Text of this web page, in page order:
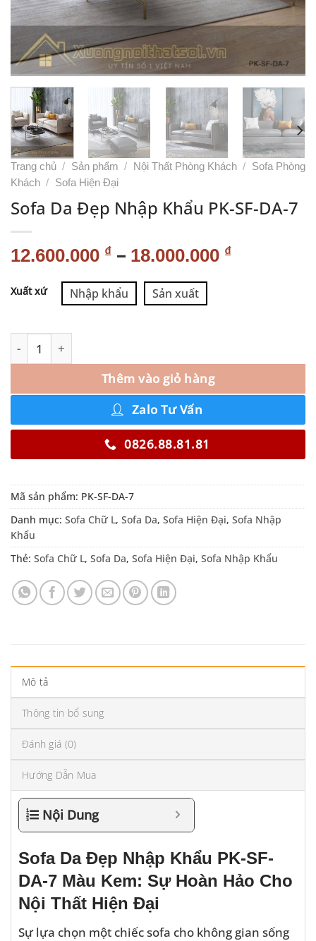
Trang chủ / Sản phẩm / Nội Thất Phòng Khách /
Sofa Phòng
Khách / Sofa Hiện Đại
Sofa Da Đẹp Nhập Khẩu PK-SF-DA-7
12.600.000 ₫ – 18.000.000 ₫
Xuất xứ Nhập khẩu Sản xuất
Thêm vào giỏ hàng
Alternative:
Zalo Tư Vấn
0826.88.81.81
Mã sản phẩm: PK-SF-DA-7
Danh mục: Sofa Chữ L, Sofa Da, Sofa Hiện Đại, Sofa Nhập
Khẩu
Thẻ: Sofa Chữ L, Sofa Da, Sofa Hiện Đại, Sofa Nhập Khẩu
Mô tả
Thông tin bổ sung
Đánh giá (0)
Hướng Dẫn Mua
Nội Dung
Sofa Da Đẹp Nhập Khẩu PK-SF-
DA-7 Màu Kem: Sự Hoàn Hảo Cho
Nội Thất Hiện Đại
Sự lựa chọn một chiếc sofa cho không gian sống